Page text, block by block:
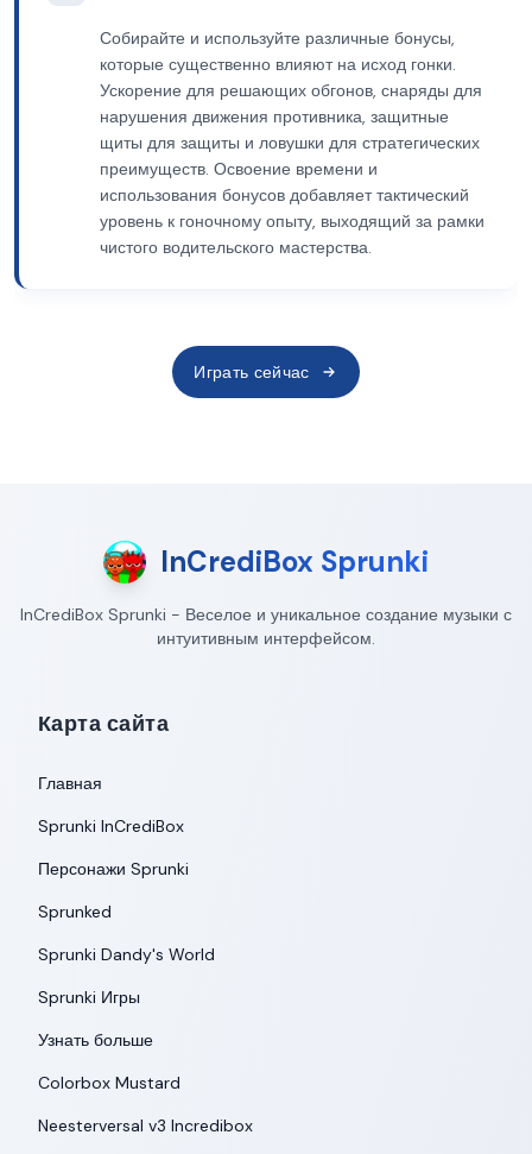
Собирайте и используйте различные бонусы,
которые существенно влияют на исход гонки.
Ускорение для решающих обгонов, снаряды для
нарушения движения противника, защитные
щиты для защиты и ловушки для стратегических
преимуществ. Освоение времени и
использования бонусов добавляет тактический
уровень к гоночному опыту, выходящий за рамки
чистого водительского мастерства.
Играть сейчас
InCrediBox Sprunki
InCrediBox Sprunki - Веселое и уникальное создание музыки с
интуитивным интерфейсом.
Карта сайта
Главная
Sprunki InCrediBox
Персонажи Sprunki
Sprunked
Sprunki Dandy's World
Sprunki Игры
Узнать больше
Colorbox Mustard
Neesterversal v3 Incredibox